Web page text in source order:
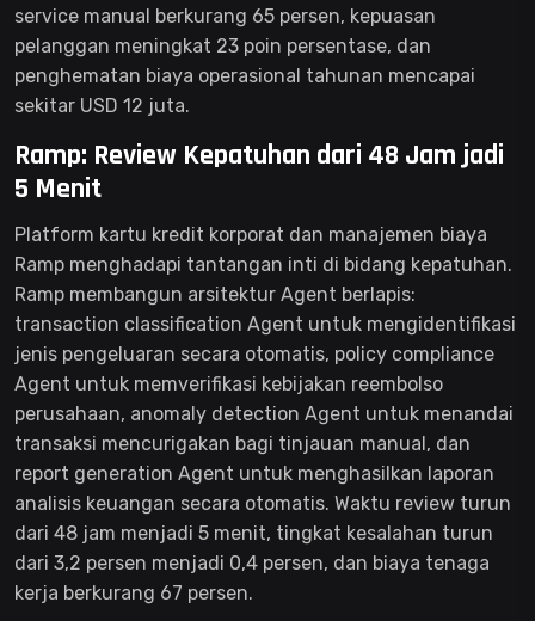
service manual berkurang 65 persen, kepuasan
pelanggan meningkat 23 poin persentase, dan
penghematan biaya operasional tahunan mencapai
sekitar USD 12 juta.
Ramp: Review Kepatuhan dari 48 Jam jadi
5 Menit
Platform kartu kredit korporat dan manajemen biaya
Ramp menghadapi tantangan inti di bidang kepatuhan.
Ramp membangun arsitektur Agent berlapis:
transaction classification Agent untuk mengidentifikasi
jenis pengeluaran secara otomatis, policy compliance
Agent untuk memverifikasi kebijakan reembolso
perusahaan, anomaly detection Agent untuk menandai
transaksi mencurigakan bagi tinjauan manual, dan
report generation Agent untuk menghasilkan laporan
analisis keuangan secara otomatis. Waktu review turun
dari 48 jam menjadi 5 menit, tingkat kesalahan turun
dari 3,2 persen menjadi 0,4 persen, dan biaya tenaga
kerja berkurang 67 persen.